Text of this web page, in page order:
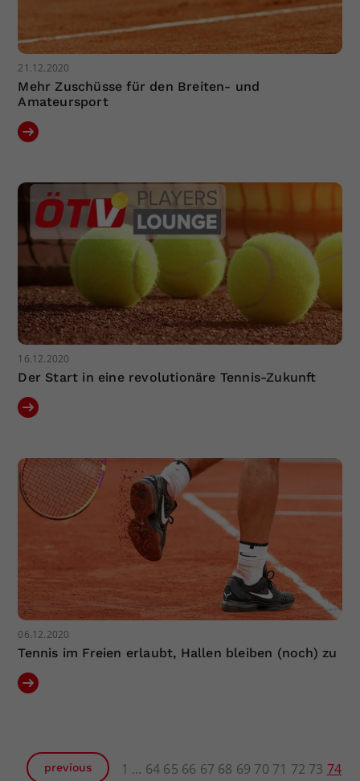
21.12.2020
Mehr Zuschüsse für den Breiten- und
Amateursport
16.12.2020
Der Start in eine revolutionäre Tennis-Zukunft
06.12.2020
Tennis im Freien erlaubt, Hallen bleiben (noch) zu
previous 1 64 65 66 67 68 69 70 71 72 73 74